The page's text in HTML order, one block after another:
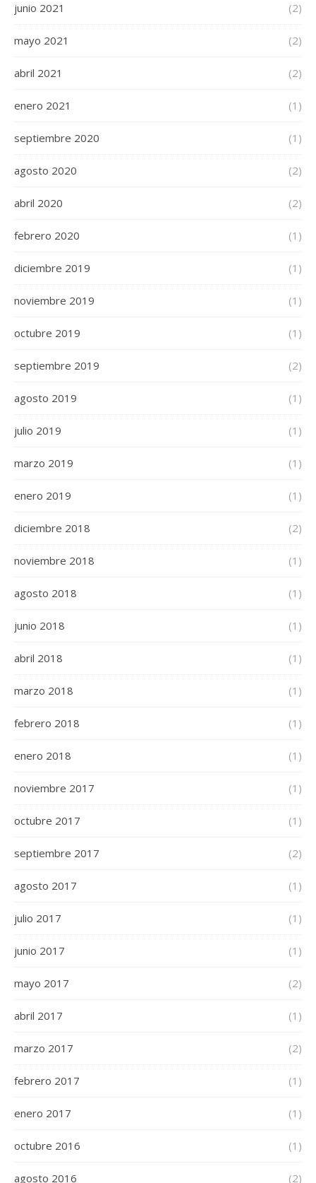
junio 2021 (2)
mayo 2021 (2)
abril 2021 (2)
enero 2021 (1)
septiembre 2020 (1)
agosto 2020 (2)
abril 2020 (2)
febrero 2020 (1)
diciembre 2019 (1)
noviembre 2019 (1)
octubre 2019 (1)
septiembre 2019 (2)
agosto 2019 (1)
julio 2019 (1)
marzo 2019 (1)
enero 2019 (1)
diciembre 2018 (2)
noviembre 2018 (1)
agosto 2018 (1)
junio 2018 (1)
abril 2018 (1)
marzo 2018 (1)
febrero 2018 (1)
enero 2018 (1)
noviembre 2017 (1)
octubre 2017 (1)
septiembre 2017 (2)
agosto 2017 (1)
julio 2017 (1)
junio 2017 (1)
mayo 2017 (2)
abril 2017 (1)
marzo 2017 (2)
febrero 2017 (1)
enero 2017 (1)
octubre 2016 (1)
agosto 2016 (2)